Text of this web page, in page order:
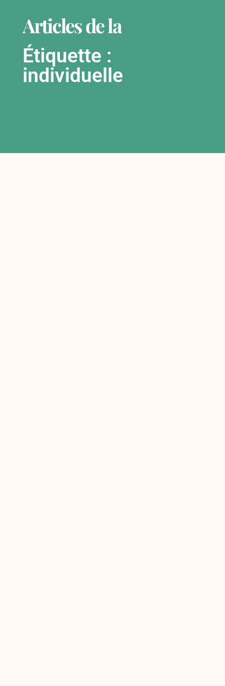
Articles de la
Étiquette :
individuelle